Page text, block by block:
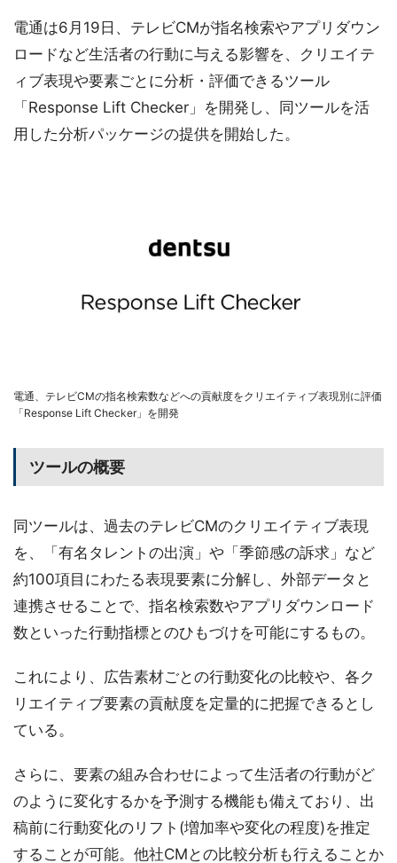
電通は6月19日、テレビCMが指名検索やアプリダウン
ロードなど生活者の行動に与える影響を、クリエイテ
ィブ表現や要素ごとに分析・評価できるツール
「Response Lift Checker」を開発し、同ツールを活
用した分析パッケージの提供を開始した。
電通、テレビCMの指名検索数などへの貢献度をクリエイティブ表現別に評価
「Response Lift Checker」を開発
ツールの概要
同ツールは、過去のテレビCMのクリエイティブ表現
を、「有名タレントの出演」や「季節感の訴求」など
約100項目にわたる表現要素に分解し、外部データと
連携させることで、指名検索数やアプリダウンロード
数といった行動指標とのひもづけを可能にするもの。
これにより、広告素材ごとの行動変化の比較や、各ク
リエイティブ要素の貢献度を定量的に把握できるとし
ている。
さらに、要素の組み合わせによって生活者の行動がど
のように変化するかを予測する機能も備えており、出
稿前に行動変化のリフト(増加率や変化の程度)を推定
することが可能。他社CMとの比較分析も行えることか